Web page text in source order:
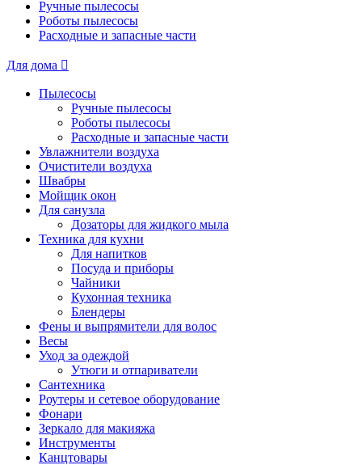
Ручные пылесосы
Роботы пылесосы
Расходные и запасные части
Для дома
Пылесосы
Ручные пылесосы
Роботы пылесосы
Расходные и запасные части
Увлажнители воздуха
Очистители воздуха
Швабры
Мойщик окон
Для санузла
Дозаторы для жидкого мыла
Техника для кухни
Для напитков
Посуда и приборы
Чайники
Кухонная техника
Блендеры
Фены и выпрямители для волос
Весы
Уход за одеждой
Утюги и отпариватели
Сантехника
Роутеры и сетевое оборудование
Фонари
Зеркало для макияжа
Инструменты
Канцтовары